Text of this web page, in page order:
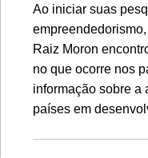
Ao iniciar suas
Raiz Moron
no que ocorre nos
informação sobre a
países em